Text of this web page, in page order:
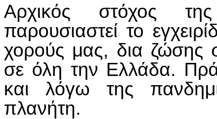
Αρχικός στόχος
παρουσιαστεί το
χορούς μας, δια ζώσης
σε όλη την Ελλάδα.
και λόγω της
πλανήτη.